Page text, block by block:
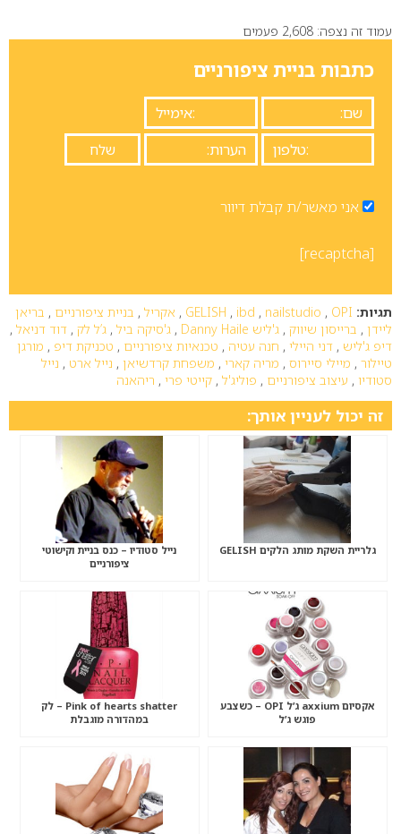
עמוד זה נצפה: 2,608 פעמים
כתבות בניית ציפורניים
אני מאשר/ת קבלת דיוור
[recaptcha]
תגיות: GELISH , ibd , nailstudio , OPI
, אקריל , בניית ציפורניים , בריאן
ליידן , ברייסון שיווק , ג'ליש Danny Haile , ג'סיקה ביל , ג’ל לק , דוד דניאל ,
דיפ ג'ליש , דני היילי , חנה עטיה , טכנאיות ציפורניים , טכניקת דיפ , מורגן
טיילור , מיילי סיירוס , מריה קארי , משפחת קרדשיאן , נייל ארט , נייל
סטודיו , עיצוב ציפורניים , פוליג'ל , קייטי פרי , ריהאנה
זה יכול לעניין אותך:
גלריית השקת מותג הלקים GELISH
נייל סטודיו – כנס בניית וקישוטי
ציפורניים
אקסיום axxium ג’ל OPI – כשצבע
פוגש ג’ל
Pink of hearts shatter – לק
במהדורה מוגבלת